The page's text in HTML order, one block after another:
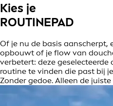
Kies je
ROUTINEPAD
Of je nu de basis aanscherpt,
opbouwt of je flow van
verbetert: deze geselecteerde
routine te vinden die past bij
Zonder gedoe. Alleen de